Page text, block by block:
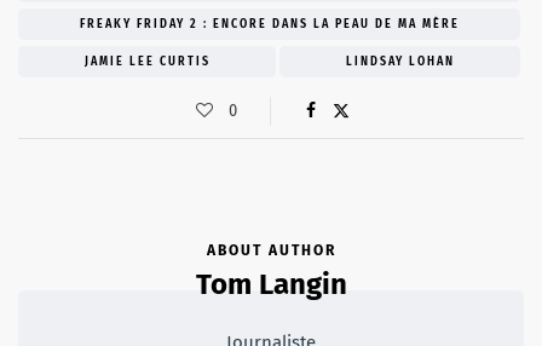
FREAKY FRIDAY 2 : ENCORE DANS LA PEAU DE MA MÈRE
JAMIE LEE CURTIS LINDSAY LOHAN
0
ABOUT AUTHOR
Tom Langin